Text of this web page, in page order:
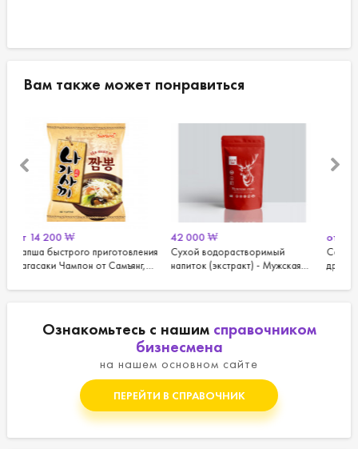
Вам также может понравиться
42 000
Сухой водорастворимый
напиток (экстракт) - Мужская
от10 900
Соус Бульдак для лапши и
других блюд от Самьянг, 3 шт.
Ознакомьтесь с нашим справочником
бизнесмена
на нашем основном сайте
ПЕРЕЙТИ В СПРАВОЧНИК